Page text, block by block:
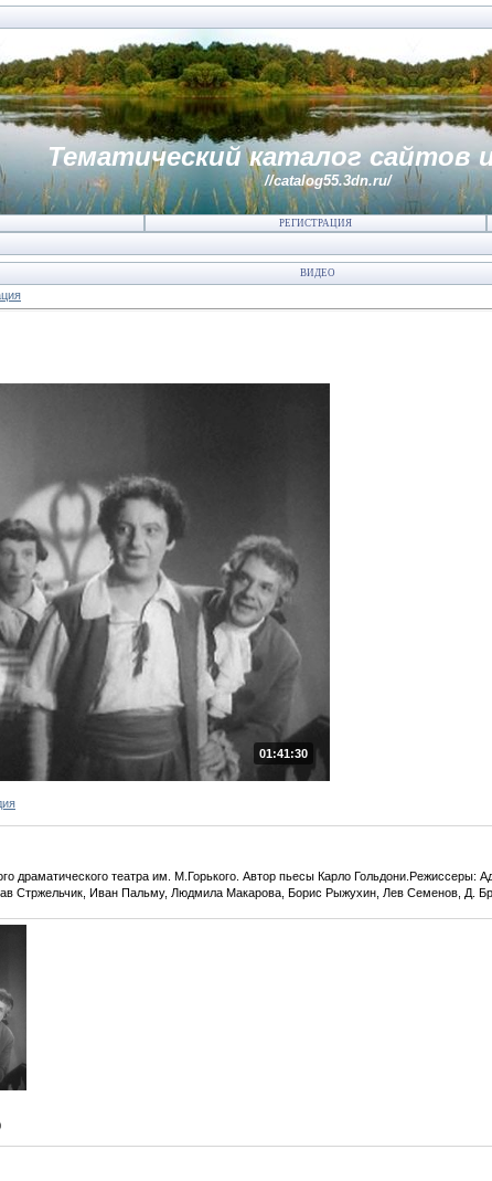
Тематический каталог сайтов
//catalog55.3dn.ru/
РЕГИСТРАЦИЯ
ВИДЕО
01:41:30
драматического театра им. М.Горького. Автор пьесы Карло Гольдони.Режиссеры:
Стржельчик, Иван Пальму, Людмила Макарова, Борис Рыжухин, Лев Семенов, Д.